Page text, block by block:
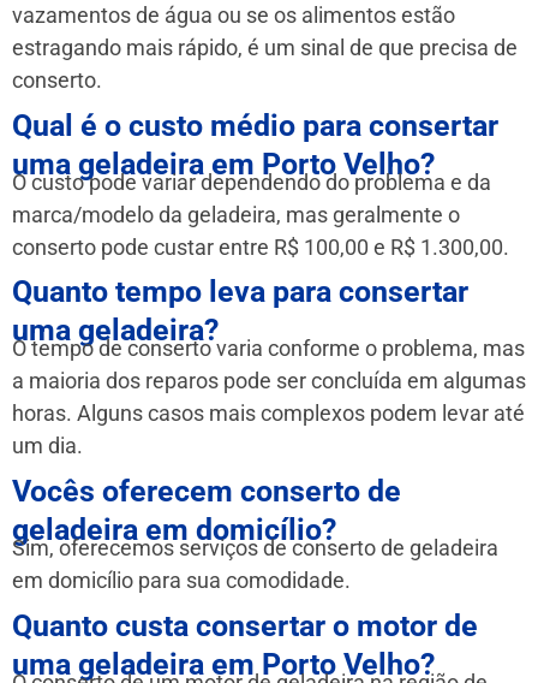
vazamentos de água ou se os alimentos estão
estragando mais rápido, é um sinal de que precisa de
conserto.
Qual é o custo médio para consertar
uma geladeira em Porto Velho?
O custo pode variar dependendo do problema e da
marca/modelo da geladeira, mas geralmente o
conserto pode custar entre R$ 100,00 e R$ 1.300,00.
Quanto tempo leva para consertar
uma geladeira?
O tempo de conserto varia conforme o problema, mas
a maioria dos reparos pode ser concluída em algumas
horas. Alguns casos mais complexos podem levar até
um dia.
Vocês oferecem conserto de
geladeira em domicílio?
Sim, oferecemos serviços de conserto de geladeira
em domicílio para sua comodidade.
Quanto custa consertar o motor de
uma geladeira em Porto Velho?